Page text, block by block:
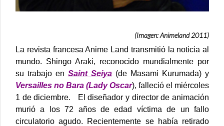
(Imagen: Animeland 2011)
La revista francesa Anime Land transmitió la noticia al
mundo. Shingo Araki, reconocido mundialmente por
su trabajo en Saint Seiya (de Masami Kurumada) y
Versailles no Bara (Lady Oscar), falleció el miércoles
1 de diciembre.
El diseñador y director de animación
murió a los 72 años de edad víctima de un fallo
circulatorio agudo. Recientemente se había retirado